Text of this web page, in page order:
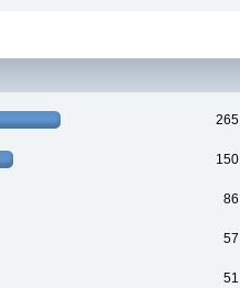
265
150
86
57
51